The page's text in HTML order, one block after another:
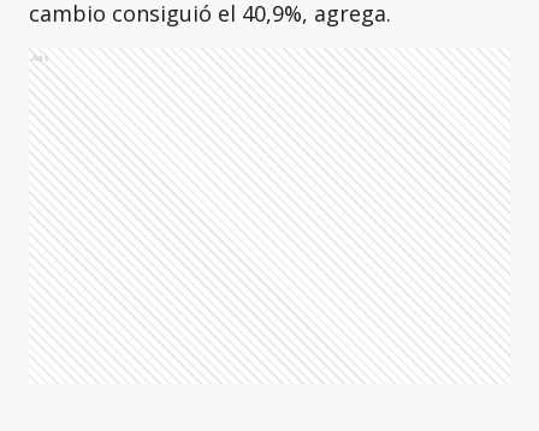
cambio consiguió el 40,9%, agrega.
Ads